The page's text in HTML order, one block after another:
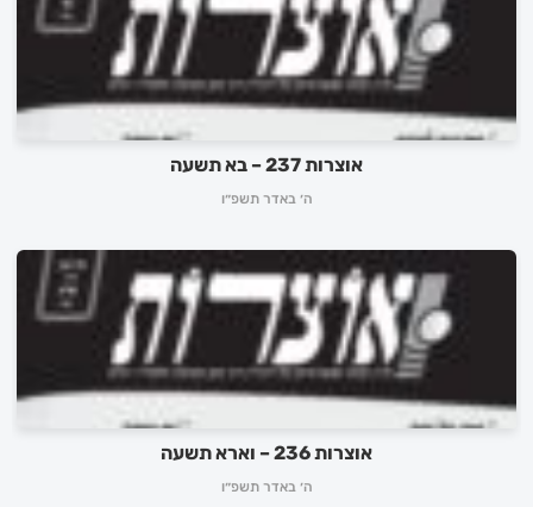
אוצרות 237 – בא תשעה
ה׳ באדר תשפ״ו
אוצרות 236 – וארא תשעה
ה׳ באדר תשפ״ו